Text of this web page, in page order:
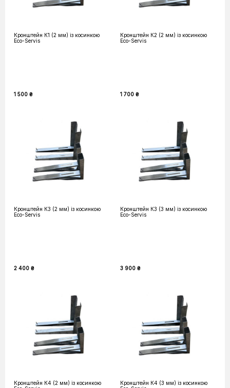
Кронштейн К1 (2 мм) із косинкою
Eco-Servis
1 500 ₴
Кронштейн К2 (2 мм) із косинкою
Eco-Servis
1 700 ₴
Кронштейн К3 (2 мм) із косинкою
Eco-Servis
2 400 ₴
Кронштейн К3 (3 мм) із косинкою
Eco-Servis
3 900 ₴
Кронштейн К4 (2 мм) із косинкою
Кронштейн К4 (3 мм) із косинкою